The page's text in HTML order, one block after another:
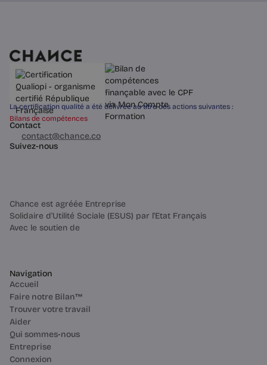
La certification qualité a été délivrée au titre des actions suivantes :
Bilans de compétences
Contact
03 60 84 01 14
contact@chance.co
Suivez-nous
Chance est agréée Entreprise
Solidaire d'Utilité Sociale (ESUS) par l'Etat Français
Avec le soutien de
Navigation
Accueil
Faire notre Bilan™
Trouver votre travail
Aider
Qui sommes-nous
Entreprise
Connexion